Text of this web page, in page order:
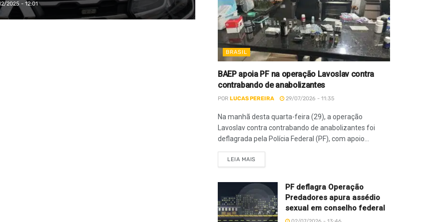
2025 - 12:01
BRASIL
BAEP apoia PF na operação Lavoslav contra
contrabando de anabolizantes
POR LUCAS PEREIRA 29/07/2026 - 11:35
Na manhã desta quarta-feira (29), a operação
Lavoslav contra contrabando de anabolizantes foi
deflagrada pela Polícia Federal (PF), com apoio...
LEIA MAIS
PF deflagra Operação
Predadores apura assédio
sexual em conselho federal